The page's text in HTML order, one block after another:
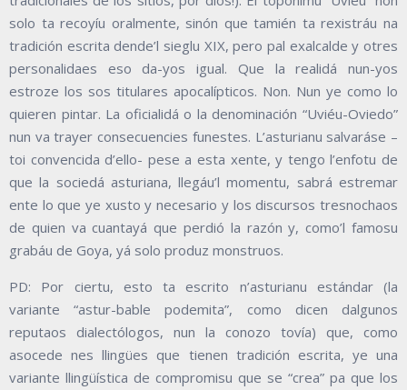
solo ta recoyíu oralmente, sinón que tamién ta rexistráu na
tradición escrita dende’l sieglu XIX, pero pal exalcalde y otres
personalidaes eso da-yos igual. Que la realidá nun-yos
estroze los sos titulares apocalípticos. Non. Nun ye como lo
quieren pintar. La oficialidá o la denominación “Uviéu-Oviedo”
nun va trayer consecuencies funestes. L’asturianu salvaráse –
toi convencida d’ello- pese a esta xente, y tengo l’enfotu de
que la sociedá asturiana, llegáu’l momentu, sabrá estremar
ente lo que ye xusto y necesario y los discursos tresnochaos
de quien va cuantayá que perdió la razón y, como’l famosu
grabáu de Goya, yá solo produz monstruos.
PD: Por ciertu, esto ta escrito n’asturianu estándar (la
variante “astur-bable podemita”, como dicen dalgunos
reputaos dialectólogos, nun la conozo tovía) que, como
asocede nes llingües que tienen tradición escrita, ye una
variante llingüística de compromisu que se “crea” pa que los